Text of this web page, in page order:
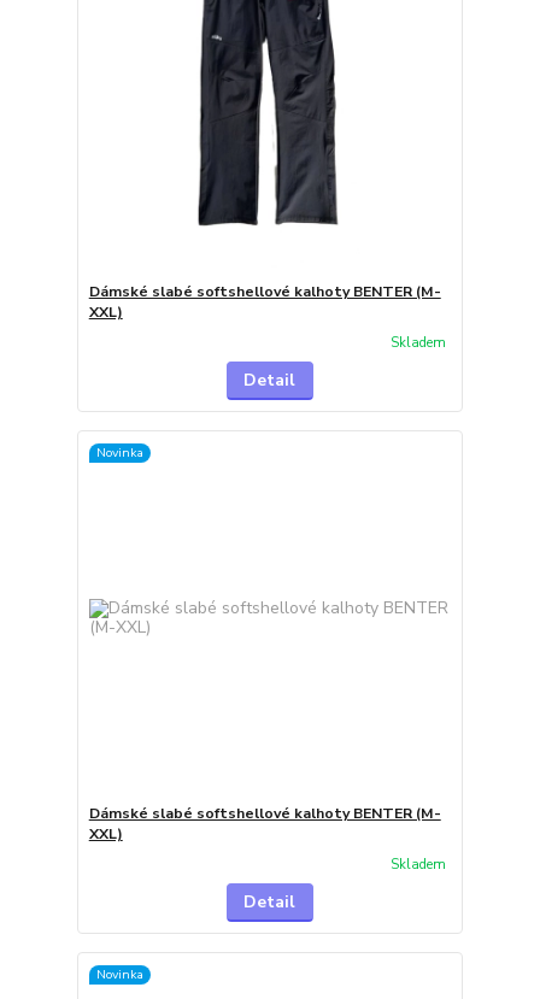
Dámské slabé softshellové kalhoty BENTER (M-
XXL)
Skladem
Detail
Novinka
Dámské slabé softshellové kalhoty BENTER (M-
XXL)
Skladem
Detail
Novinka